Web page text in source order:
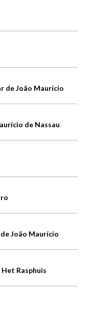
de João Maurício
de Nassau
João Maurício
Rasphuis